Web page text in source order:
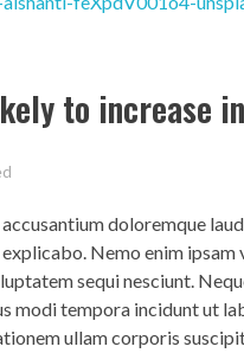
to increase
doloremque
Nemo enim
sequi nesciunt.
modi tempora incidunt ut
ullam corporis